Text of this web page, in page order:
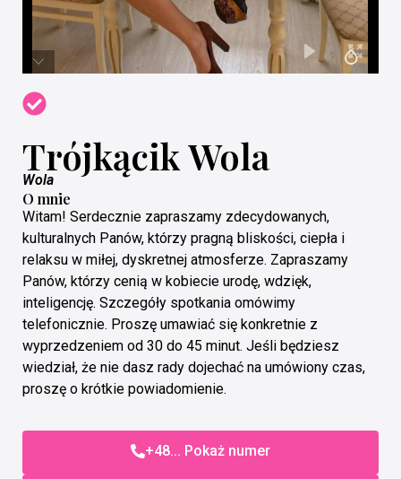
Trójkącik Wola
Wola
O mnie
Witam! Serdecznie zapraszamy zdecydowanych,
kulturalnych Panów, którzy pragną bliskości, ciepła i
relaksu w miłej, dyskretnej atmosferze. Zapraszamy
Panów, którzy cenią w kobiecie urodę, wdzięk,
inteligencję. Szczegóły spotkania omówimy
telefonicznie. Proszę umawiać się konkretnie z
wyprzedzeniem od 30 do 45 minut. Jeśli będziesz
wiedział, że nie dasz rady dojechać na umówiony czas,
proszę o krótkie powiadomienie.
+48... Pokaż numer